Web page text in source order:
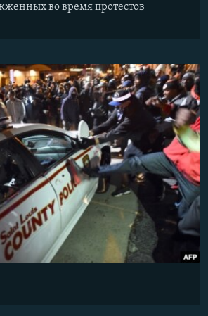
во время протестов